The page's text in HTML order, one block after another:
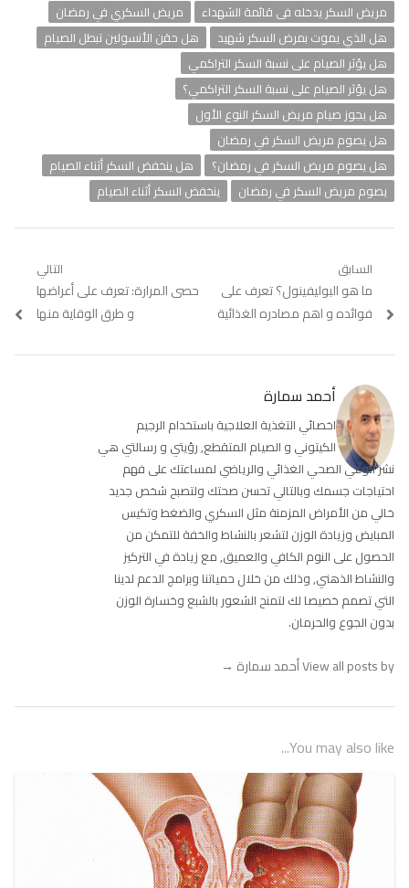
مريض السكر يدخله فى قائمة الشهداء
مريض السكري في رمضان
هل الذي يموت بمرض السكر شهيد
هل حقن الأنسولين تبطل الصيام
هل يؤثر الصيام على نسبة السكر التراكمي
هل يؤثر الصيام على نسبة السكر التراكمي؟
هل يجوز صيام مريض السكر النوع الأول
هل يصوم مريض السكر في رمضان
هل يصوم مريض السكر في رمضان؟
هل ينخفض السكر أثناء الصيام
يصوم مريض السكر في رمضان
ينخفض السكر أثناء الصيام
تصفّح
المقالات
السابق
Previous
post:
ما هو البوليفينول؟ تعرف على
فوائده و اهم مصادره الغذائية
التالي
Next
حصى المرارة: تعرف على أعراضها
و طرق الوقاية منها
أحمد سمارة
اخصائي التغذية العلاجية باستخدام الرجيم
الكيتوني و الصيام المتقطع, رؤيتي و رسالتي هي
نشر الوعي الصحي الغذائي والرياضي لمساعتك على فهم
احتياجات جسمك وبالتالي تحسن صحتك ولتصبح شخص جديد
خالي من الأمراض المزمنة مثل السكري والضغط وتكيس
المبايض وزيادة الوزن لتشعر بالنشاط والخفة للتمكن من
الحصول على النوم الكافي والعميق, مع زيادة في التركيز
والنشاط الذهني, وذلك من خلال حمياتنا وبرامج الدعم لدينا
التي تصمم خصيصا لك لتمنح الشعور بالشبع وخسارة الوزن
بدون الجوع والحرمان.
View all posts by أحمد سمارة →
You may also like...